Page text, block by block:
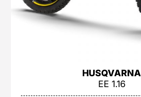
HUSQVARNA
EE 1.16